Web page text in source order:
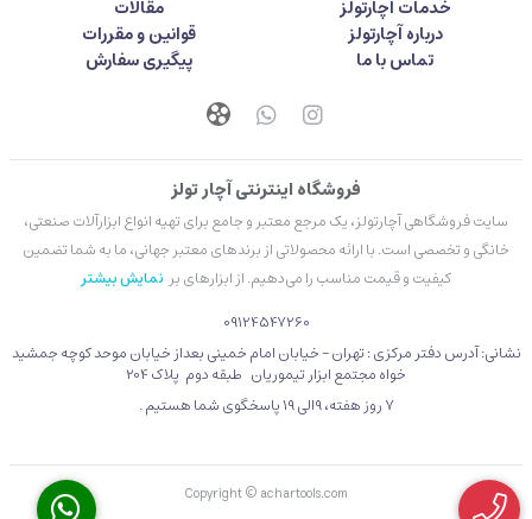
خدمات آچارتولز
مقالات
درباره آچارتولز
قوانین و مقررات
تماس با ما
پیگیری سفارش
فروشگاه اینترنتی آچار تولز
سایت فروشگاهی آچارتولز، یک مرجع معتبر و جامع برای تهیه انواع ابزارآلات صنعتی،
خانگی و تخصصی است. با ارائه محصولاتی از برندهای معتبر جهانی، ما به شما تضمین
کیفیت و قیمت مناسب را می‌دهیم. از ابزارهای بر نمایش بیشتر
09124547260
نشانی: آدرس دفتر مرکزی : تهران - خیابان امام خمینی بعداز خیابان موحد کوچه جمشید
خواه مجتمع ابزار تیموریان طبقه دوم پلاک 204
۷ روز هفته، 9الی 19 پاسخگوی شما هستیم .
Copyright © achartools.com